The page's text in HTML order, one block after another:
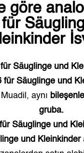
göre
für
Säuglinge und
für Säuglinge und
aynı
gruba.
Säuglinge und
und Kleinkinder